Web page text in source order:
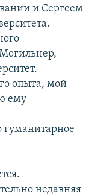
и Сергеем
опыта, мой
ему
гуманитарное
недавняя